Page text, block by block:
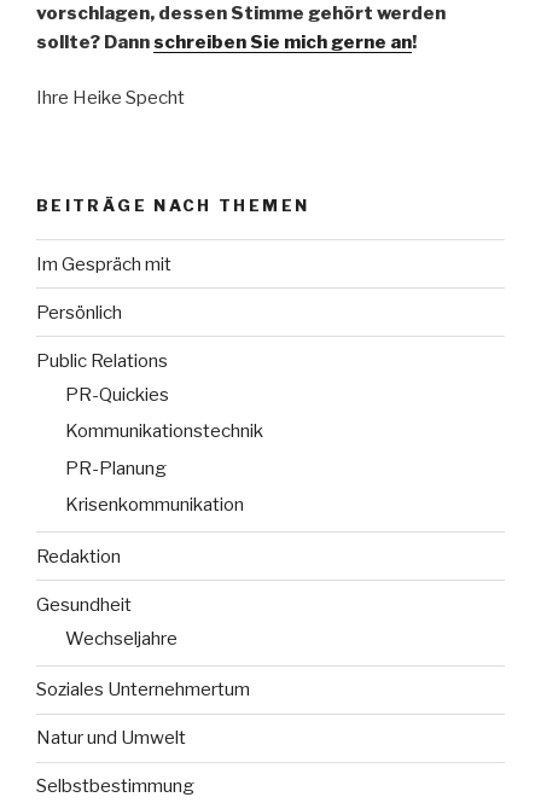
vorschlagen, dessen Stimme gehört werden
sollte? Dannschreiben Sie mich gerne an!
Ihre Heike Specht
BEITRÄGE NACH THEMEN
Im Gespräch mit
Persönlich
Public Relations
PR-Quickies
Kommunikationstechnik
PR-Planung
Krisenkommunikation
Redaktion
Gesundheit
Wechseljahre
Soziales Unternehmertum
Natur und Umwelt
Selbstbestimmung